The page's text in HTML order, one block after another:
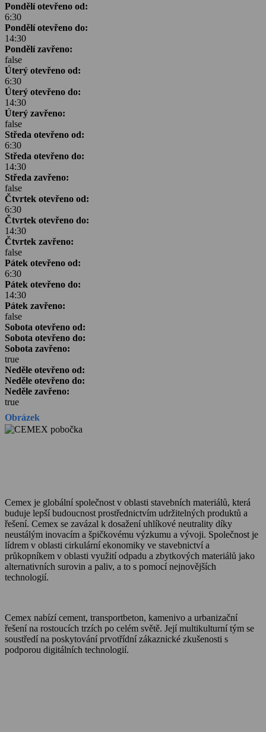
Pondělí otevřeno od:
6:30
Pondělí otevřeno do:
14:30
Pondělí zavřeno:
false
Úterý otevřeno od:
6:30
Úterý otevřeno do:
14:30
Úterý zavřeno:
false
Středa otevřeno od:
6:30
Středa otevřeno do:
14:30
Středa zavřeno:
false
Čtvrtek otevřeno od:
6:30
Čtvrtek otevřeno do:
14:30
Čtvrtek zavřeno:
false
Pátek otevřeno od:
6:30
Pátek otevřeno do:
14:30
Pátek zavřeno:
false
Sobota otevřeno od:
Sobota otevřeno do:
Sobota zavřeno:
true
Neděle otevřeno od:
Neděle otevřeno do:
Neděle zavřeno:
true
Obrázek
Cemex je globální společnost v oblasti stavebních materiálů, která
buduje lepší budoucnost prostřednictvím udržitelných produktů a
řešení. Cemex se zavázal k dosažení uhlíkové neutrality díky
neustálým inovacím a špičkovému výzkumu a vývoji. Společnost je
lídrem v oblasti cirkulární ekonomiky ve stavebnictví a
průkopníkem v oblasti využití odpadu a zbytkových materiálů jako
alternativních surovin a paliv, a to s pomocí nejnovějších
technologií.
Cemex nabízí cement, transportbeton, kamenivo a urbanizační
řešení na rostoucích trzích po celém světě. Její multikulturní tým se
soustředí na poskytování prvotřídní zákaznické zkušenosti s
podporou digitálních technologií.